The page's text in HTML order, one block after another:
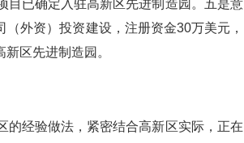
目已确定入驻高新区先进制造园。五是意
外资）投资建设，注册资金30万美元，
区先进制造园。
经验做法，紧密结合高新区实际，正在